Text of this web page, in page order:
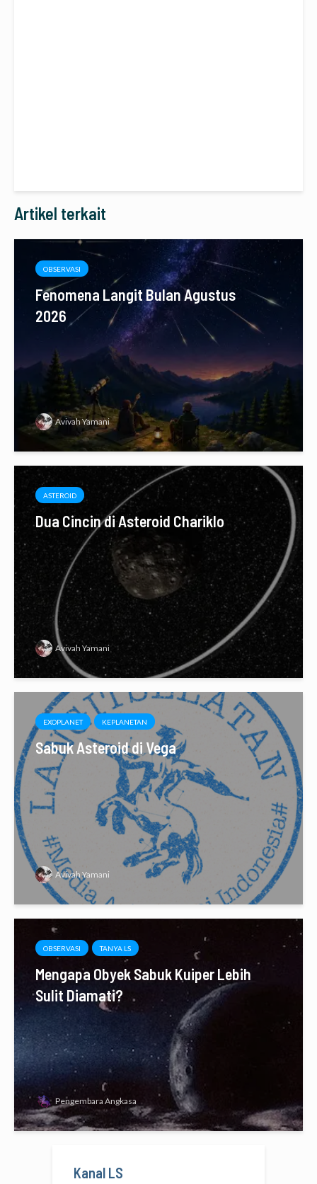
Artikel terkait
OBSERVASI
Fenomena Langit Bulan Agustus
2026
Avivah Yamani
ASTEROID
Dua Cincin di Asteroid Chariklo
Avivah Yamani
EXOPLANET KEPLANETAN
Sabuk Asteroid di Vega
Avivah Yamani
OBSERVASI TANYA LS
Mengapa Obyek Sabuk Kuiper Lebih
Sulit Diamati?
Pengembara Angkasa
Kanal LS